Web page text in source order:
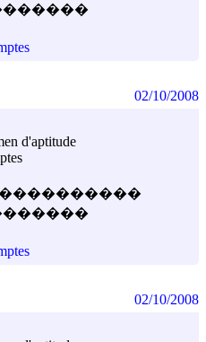
�������
d'aptitude
�������
02/10/2008
02/10/2008